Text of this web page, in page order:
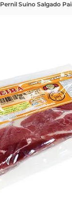
Pernil Suíno Salgado